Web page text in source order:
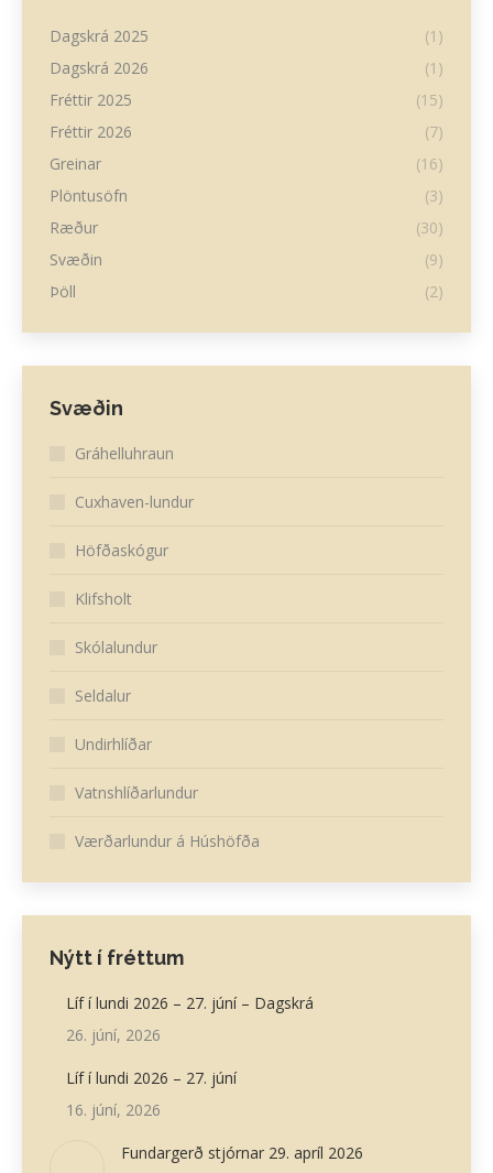
Dagskrá 2025
(1)
Dagskrá 2026
(1)
Fréttir 2025
(15)
Fréttir 2026
(7)
Greinar
(16)
Plöntusöfn
(3)
Ræður
(30)
Svæðin
(9)
Þöll
(2)
Svæðin
Gráhelluhraun
Cuxhaven-lundur
Höfðaskógur
Klifsholt
Skólalundur
Seldalur
Undirhlíðar
Vatnshlíðarlundur
Værðarlundur á Húshöfða
Nýtt í fréttum
Líf í lundi 2026 – 27. júní – Dagskrá
26. júní, 2026
Líf í lundi 2026 – 27. júní
16. júní, 2026
Fundargerð stjórnar 29. apríl 2026